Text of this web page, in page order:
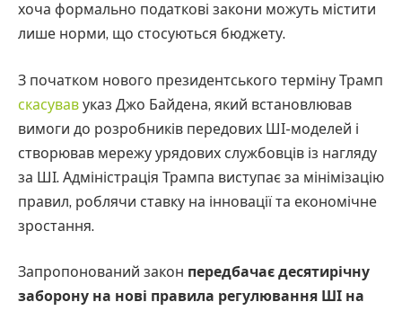
хоча формально податкові закони можуть містити
лише норми, що стосуються бюджету.
З початком нового президентського терміну Трамп
скасував указ Джо Байдена, який встановлював
вимоги до розробників передових ШІ-моделей і
створював мережу урядових службовців із нагляду
за ШІ. Адміністрація Трампа виступає за мінімізацію
правил, роблячи ставку на інновації та економічне
зростання.
Запропонований закон передбачає десятирічну
заборону на нові правила регулювання ШІ на